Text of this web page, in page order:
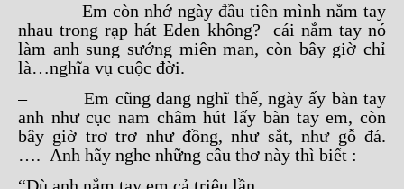
– Em còn nhớ ngày đầu tiên mình nắm tay
nhau trong rạp hát Eden không? cái nắm tay nó
làm anh sung sướng miên man, còn bây giờ chỉ
là…nghĩa vụ cuộc đời.
– Em cũng đang nghĩ thế, ngày ấy bàn tay
anh như cục nam châm hút lấy bàn tay em, còn
bây giờ trơ trơ như đồng, như sắt, như gỗ đá.
…. Anh hãy nghe những câu thơ này thì biết :